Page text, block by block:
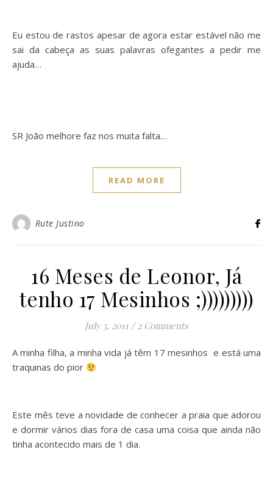
Eu estou de rastos apesar de agora estar estável não me
sai da cabeça as suas palavras ofegantes a pedir me
ajuda…
SR João melhore faz nos muita falta…
READ MORE
Rute Justino
16 Meses de Leonor, Já
tenho 17 Mesinhos ;)))))))))
July 5, 2011 / 2 Comments
A minha filha, a minha vida já têm 17 mesinhos e está uma
traquinas do pior
Este mês teve a novidade de conhecer a praia que adorou
e dormir vários dias fora de casa uma coisa que ainda não
tinha acontecido mais de 1 dia.